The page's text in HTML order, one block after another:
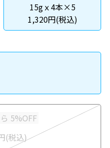
15gｘ4本×5
1,320円(税込)
5%OFF
(税込)